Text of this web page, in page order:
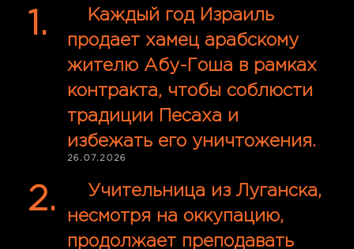
Каждый год Израиль
продает хамец арабскому
жителю Абу-Гоша в рамках
контракта, чтобы соблюсти
традиции Песаха и
избежать его уничтожения.
26.07.2026
Учительница из Луганска,
несмотря на оккупацию,
продолжает преподавать